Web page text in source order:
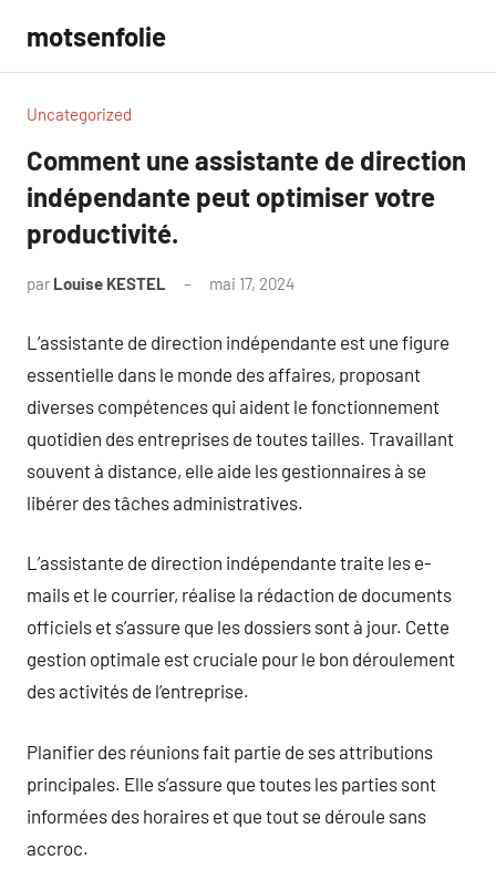
contenu
motsenfolie
Uncategorized
Comment une assistante de direction
indépendante peut optimiser votre
productivité.
par Louise KESTEL mai 17, 2024
L’assistante de direction indépendante est une figure
essentielle dans le monde des affaires, proposant
diverses compétences qui aident le fonctionnement
quotidien des entreprises de toutes tailles. Travaillant
souvent à distance, elle aide les gestionnaires à se
libérer des tâches administratives.
L’assistante de direction indépendante traite les e-
mails et le courrier, réalise la rédaction de documents
officiels et s’assure que les dossiers sont à jour. Cette
gestion optimale est cruciale pour le bon déroulement
des activités de l’entreprise.
Planifier des réunions fait partie de ses attributions
principales. Elle s’assure que toutes les parties sont
informées des horaires et que tout se déroule sans
accroc.